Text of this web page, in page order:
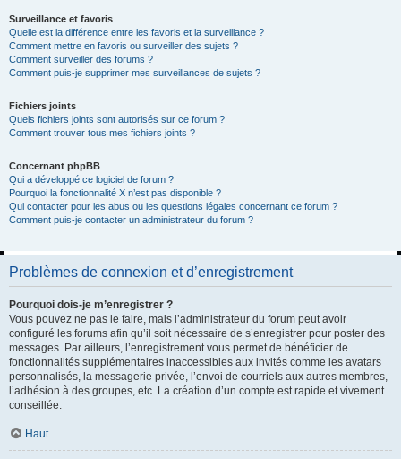
Surveillance et favoris
Quelle est la différence entre les favoris et la surveillance ?
Comment mettre en favoris ou surveiller des sujets ?
Comment surveiller des forums ?
Comment puis-je supprimer mes surveillances de sujets ?
Fichiers joints
Quels fichiers joints sont autorisés sur ce forum ?
Comment trouver tous mes fichiers joints ?
Concernant phpBB
Qui a développé ce logiciel de forum ?
Pourquoi la fonctionnalité X n’est pas disponible ?
Qui contacter pour les abus ou les questions légales concernant ce forum ?
Comment puis-je contacter un administrateur du forum ?
Problèmes de connexion et d’enregistrement
Pourquoi dois-je m’enregistrer ?
Vous pouvez ne pas le faire, mais l’administrateur du forum peut avoir
configuré les forums afin qu’il soit nécessaire de s’enregistrer pour poster des
messages. Par ailleurs, l’enregistrement vous permet de bénéficier de
fonctionnalités supplémentaires inaccessibles aux invités comme les avatars
personnalisés, la messagerie privée, l’envoi de courriels aux autres membres,
l’adhésion à des groupes, etc. La création d’un compte est rapide et vivement
conseillée.
Haut